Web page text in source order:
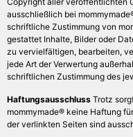
ausschließlich bei
schriftliche Zustimmung von
gestattet Inhalte, Bilder oder
zu vervielfältigen, bearbeiten,
jede Art der Verwertung
schriftlichen Zustimmung des
Haftungsausschluss Trotz
mommymade® keine Haftung
der verlinkten Seiten sind